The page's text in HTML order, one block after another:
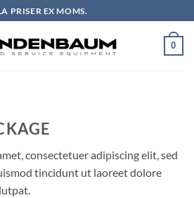
PRISER EX MOMS.
0
consectetuer adipiscing elit, sed
tincidunt ut laoreet dolore